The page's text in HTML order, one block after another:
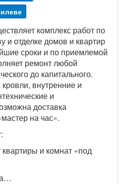
комплекс работ по
и отделке домов и квартир
сроки и по приемлемой
ремонт любой
до капитального.
внутренние и
и
доставка
на час».
и комнат «под